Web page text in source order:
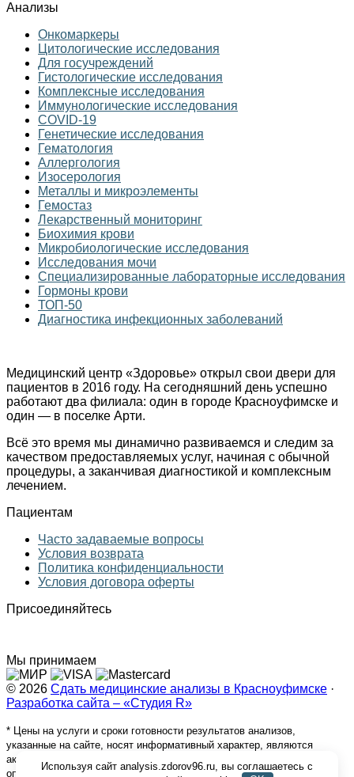
Анализы
Онкомаркеры
Цитологические исследования
Для госучреждений
Гистологические исследования
Комплексные исследования
Иммунологические исследования
COVID-19
Генетические исследования
Гематология
Аллергология
Изосерология
Металлы и микроэлементы
Гемостаз
Лекарственный мониторинг
Биохимия крови
Микробиологические исследования
Исследования мочи
Специализированные лабораторные исследования
Гормоны крови
ТОП-50
Диагностика инфекционных заболеваний
Медицинский центр «Здоровье» открыл свои двери для
пациентов в 2016 году. На сегодняшний день успешно
работают два филиала: один в городе Красноуфимске и
один — в поселке Арти.
Всё это время мы динамично развиваемся и следим за
качеством предоставляемых услуг, начиная с обычной
процедуры, а заканчивая диагностикой и комплексным
лечением.
Пациентам
Часто задаваемые вопросы
Условия возврата
Политика конфиденциальности
Условия договора оферты
Присоединяйтесь
Мы принимаем
© 2026 Сдать медицинские анализы в Красноуфимске ·
Разработка сайта – «Студия R»
* Цены на услуги и сроки готовности результатов анализов,
указанные на сайте, носят информативный характер, являются
актуальными на текущее время и могут быть изменены на момент
оплаты. Ценовое предложение не является публичной офертой.
Используя сайт analysis.zdorov96.ru, вы соглашаетесь с